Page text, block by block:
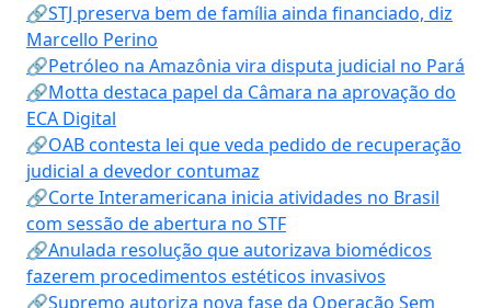
🔗STJ preserva bem de família ainda financiado, diz
Marcello Perino
🔗Petróleo na Amazônia vira disputa judicial no Pará
🔗Motta destaca papel da Câmara na aprovação do
ECA Digital
🔗OAB contesta lei que veda pedido de recuperação
judicial a devedor contumaz
🔗Corte Interamericana inicia atividades no Brasil
com sessão de abertura no STF
🔗Anulada resolução que autorizava biomédicos
fazerem procedimentos estéticos invasivos
🔗Supremo autoriza nova fase da Operação Sem